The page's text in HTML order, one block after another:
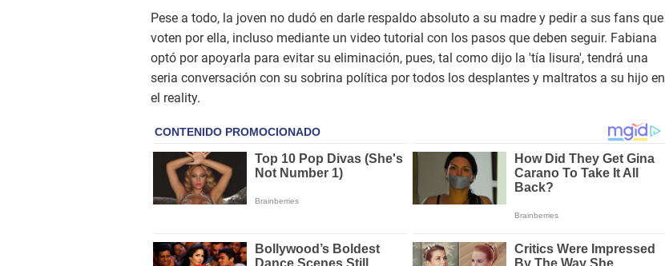
Pese a todo, la joven no dudó en darle respaldo absoluto a su madre y pedir a sus fans que
voten por ella, incluso mediante un video tutorial con los pasos que deben seguir. Fabiana
optó por apoyarla para evitar su eliminación, pues, tal como dijo la 'tía lisura', tendrá una
seria conversación con su sobrina política por todos los desplantes y maltratos a su hijo en
el reality.